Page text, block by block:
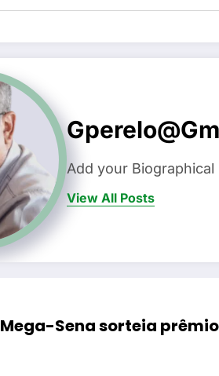
Add your
View All Posts
Mega-Sena sorteia